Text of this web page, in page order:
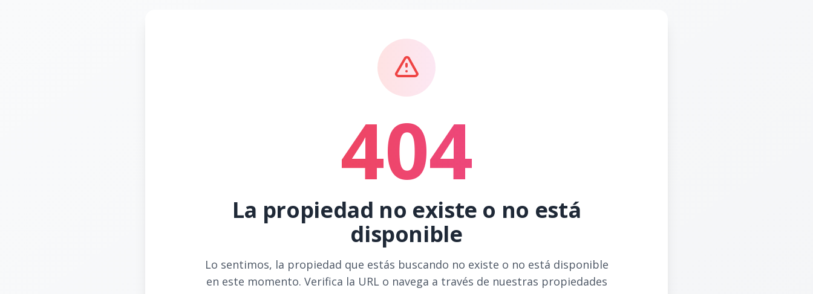
404
La propiedad no existe o no está
disponible
Lo sentimos, la propiedad que estás buscando no existe o no está disponible
en este momento. Verifica la URL o navega a través de nuestras propiedades